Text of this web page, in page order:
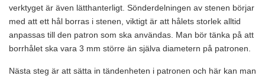
verktyget är även lätthanterligt. Sönderdelningen av stenen börjar
med att ett hål borras i stenen, viktigt är att hålets storlek alltid
anpassas till den patron som ska användas. Man bör tänka på att
borrhålet ska vara 3 mm större än själva diametern på patronen.
Nästa steg är att sätta in tändenheten i patronen och här kan man